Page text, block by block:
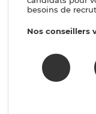
besoins de
Nos conseillers